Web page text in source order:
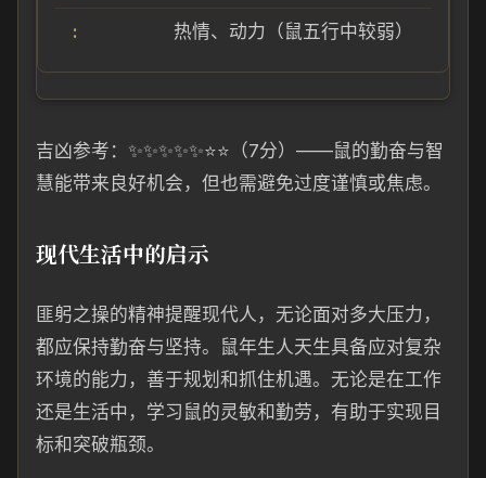
热情、动力（鼠五行中较弱）
吉凶参考：✨✨✨✨✨⭐⭐（7分）——鼠的勤奋与智
慧能带来良好机会，但也需避免过度谨慎或焦虑。
现代生活中的启示
匪躬之操的精神提醒现代人，无论面对多大压力，
都应保持勤奋与坚持。鼠年生人天生具备应对复杂
环境的能力，善于规划和抓住机遇。无论是在工作
还是生活中，学习鼠的灵敏和勤劳，有助于实现目
标和突破瓶颈。